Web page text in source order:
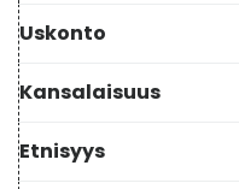
Uskonto
Kansalaisuus
Etnisyys